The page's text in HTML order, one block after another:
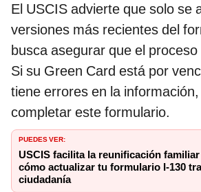
El USCIS advierte que solo se
versiones más recientes del
busca asegurar que el
Si su Green Card está por
tiene errores en la
completar este formulario.
PUEDES VER:
USCIS facilita la reunificación familiar
cómo actualizar tu formulario I-130
ciudadanía